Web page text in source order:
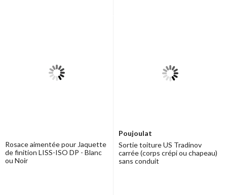
Rosace aimentée pour Jaquette
de finition LISS-ISO DP - Blanc
ou Noir
Poujoulat
Sortie toiture US Tradinov
carrée (corps crépi ou chapeau)
sans conduit